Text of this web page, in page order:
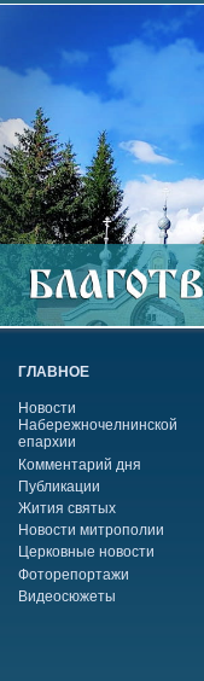
ГЛАВНОЕ
Новости
Набережночелнинской
епархии
Комментарий дня
Публикации
Жития святых
Новости митрополии
Церковные новости
Фоторепортажи
Видеосюжеты